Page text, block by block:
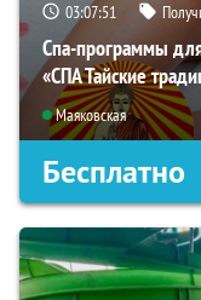
03:07:49
Спа-программы
«СПА Тайские
Маяковская
Бесплатно